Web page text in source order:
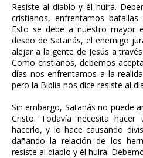
Resiste al diablo y él huirá.
cristianos, enfrentamos
Esto se debe a nuestro mayor
deseo de Satanás, el enemigo
alejar a la gente de Jesús a
Como cristianos, debemos
días nos enfrentamos a la
pero la Biblia nos dice resiste al
Sin embargo, Satanás no puede
Cristo. Todavía necesita
hacerlo, y lo hace causando
dañando la relación de los
resiste al diablo y él huirá.